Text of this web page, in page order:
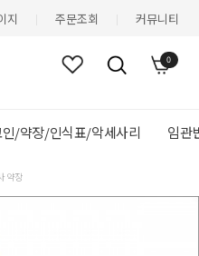
지 주문조회 커뮤니티
0
/약장/인식표/악세사리 임관
약장